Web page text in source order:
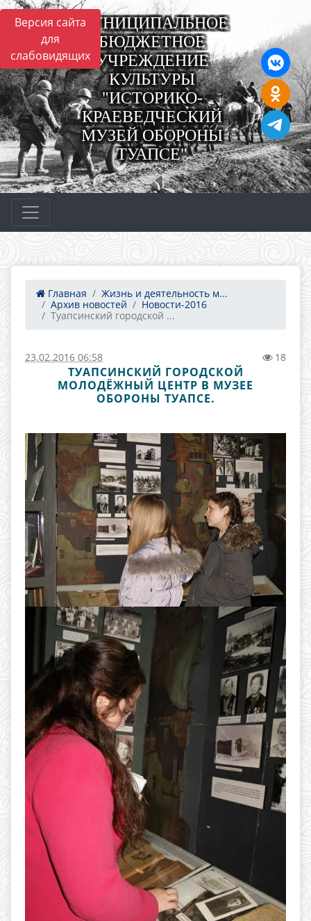
Версия сайта
для
слабовидящих
МУНИЦИПАЛЬНОЕ
БЮДЖЕТНОЕ
УЧРЕЖДЕНИЕ
КУЛЬТУРЫ
"ИСТОРИКО-
КРАЕВЕДЧЕСКИЙ
МУЗЕЙ ОБОРОНЫ
ТУАПСЕ"
Главная
Жизнь и деятельность м...
Архив новостей
Новости-2016
Туапсинский городской ...
23.02.2016 06:58 18
ТУАПСИНСКИЙ ГОРОДСКОЙ
МОЛОДЁЖНЫЙ ЦЕНТР В МУЗЕЕ
ОБОРОНЫ ТУАПСЕ.